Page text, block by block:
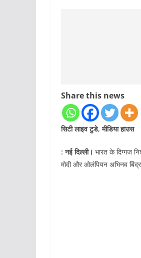
Share this news
सिटी लाइव टुडे, मीडिया हाउस
: नई दिल्ली। भारत के दिग्गज
मोदी और ओलंपियन अभिनव